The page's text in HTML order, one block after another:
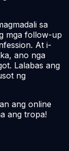
sa
mga follow-up
At i-
ano nga
Lalabas ang
ng
ang online
ang tropa!